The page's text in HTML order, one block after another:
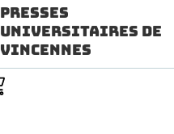
Presses
Universitaires de
Vincennes